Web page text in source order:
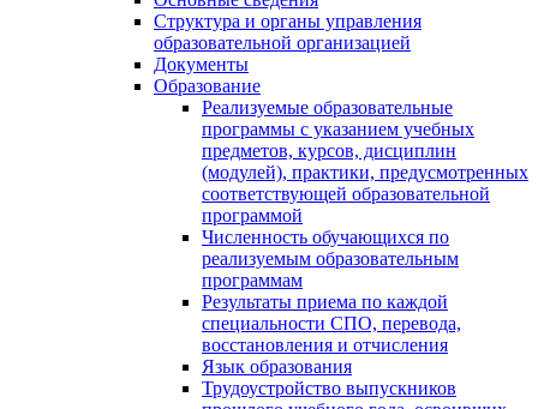
Структура и органы управления
образовательной организацией
Документы
Образование
Реализуемые образовательные
программы с указанием учебных
предметов, курсов, дисциплин
(модулей), практики, предусмотренных
соответствующей образовательной
программой
Численность обучающихся по
реализуемым образовательным
программам
Результаты приема по каждой
специальности СПО, перевода,
восстановления и отчисления
Язык образования
Трудоустройство выпускников